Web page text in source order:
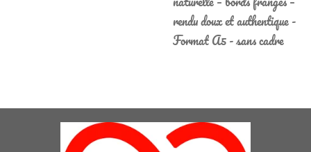
rendu doux et authentique -
Format A5 - sans cadre